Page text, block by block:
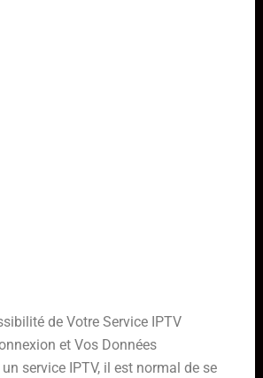
de Votre Service IPTV
et Vos Données
service IPTV, il est normal de se